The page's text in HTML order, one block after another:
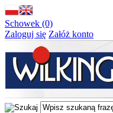
Schowek (0)
Zaloguj się Załóż konto